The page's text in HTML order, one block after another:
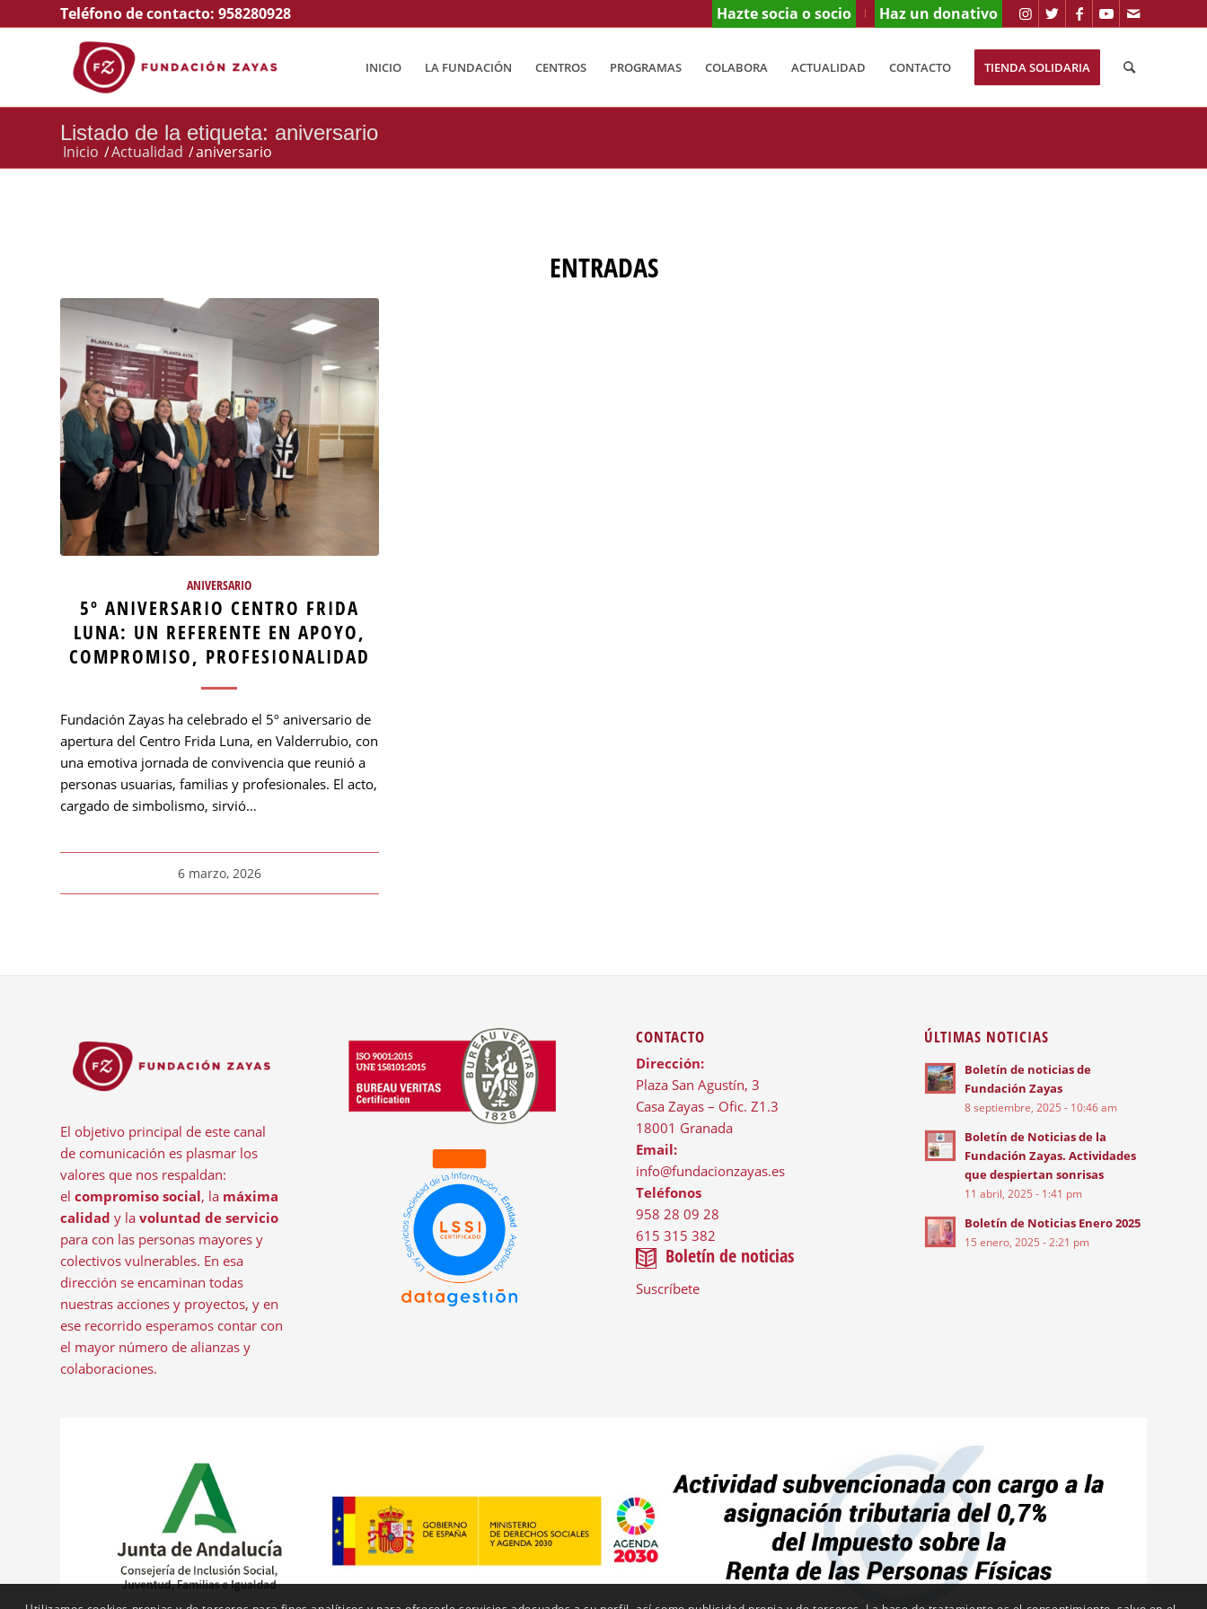
Hazte socia o socio Haz un donativo
Teléfono de contacto: 958280928
INICIO LA FUNDACIÓN CENTROS PROGRAMAS COLABORA ACTUALIDAD CONTACTO TIENDA SOLIDARIA
Listado de la etiqueta: aniversario
Inicio /Actualidad /aniversario
ENTRADAS
ANIVERSARIO
5º ANIVERSARIO CENTRO FRIDA
LUNA: UN REFERENTE EN APOYO,
COMPROMISO, PROFESIONALIDAD
Fundación Zayas ha celebrado el 5º aniversario de
apertura del Centro Frida Luna, en Valderrubio, con
una emotiva jornada de convivencia que reunió a
personas usuarias, familias y profesionales. El acto,
cargado de simbolismo, sirvió…
6 marzo, 2026
El objetivo principal de este canal
de comunicación es plasmar los
valores que nos respaldan:
el compromiso social, la máxima
calidad y la voluntad de servicio
para con las personas mayores y
colectivos vulnerables. En esa
dirección se encaminan todas
nuestras acciones y proyectos, y en
ese recorrido esperamos contar con
el mayor número de alianzas y
colaboraciones.
CONTACTO
Dirección:
Plaza San Agustín, 3
Casa Zayas – Ofic. Z1.3
18001 Granada
Email:
info@fundacionzayas.es
Teléfonos
958 28 09 28
615 315 382
Boletín de noticias
Suscríbete
ÚLTIMAS NOTICIAS
Boletín de noticias de
Fundación Zayas
8 septiembre, 2025 - 10:46 am
Boletín de Noticias de la
Fundación Zayas. Actividades
que despiertan sonrisas
11 abril, 2025 - 1:41 pm
Boletín de Noticias Enero 2025
15 enero, 2025 - 2:21 pm